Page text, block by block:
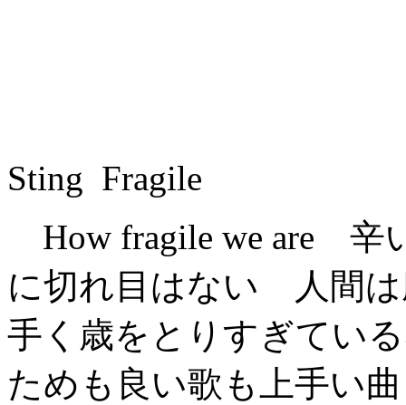
Sting Fragile
How fragile we are 辛
に切れ目はない 人間
手く歳をとりすぎてい
ためも良い歌も上手い